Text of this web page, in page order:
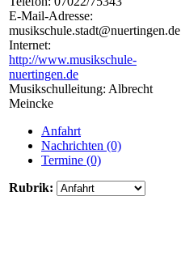
E-Mail-Adresse:
musikschule.stadt@nuertingen.de
Internet:
http://www.musikschule-
nuertingen.de
Musikschulleitung: Albrecht
Meincke
Anfahrt
Nachrichten (0)
Termine (0)
Rubrik: